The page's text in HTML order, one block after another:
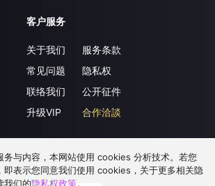
客户服务
关于我们
常见问题
联络我们
升级VIP
服务条款
隐私权
公开征件
合作洽談
务与内容，本网站使用 cookies 分析技术。若您
即表示您同意我们使用 cookies，关于更多相关隐
我们的隐私权政策。